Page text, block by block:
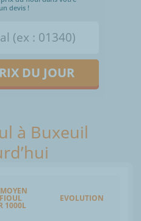
devis !
DU JOUR
à Buxeuil
1000L
EVOLUTION